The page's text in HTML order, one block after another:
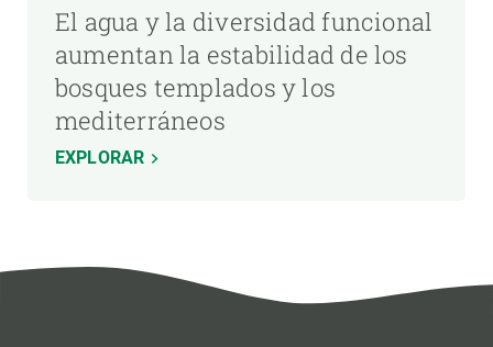
El agua y la diversidad funcional
aumentan la estabilidad de los
bosques templados y los
mediterráneos
EXPLORAR